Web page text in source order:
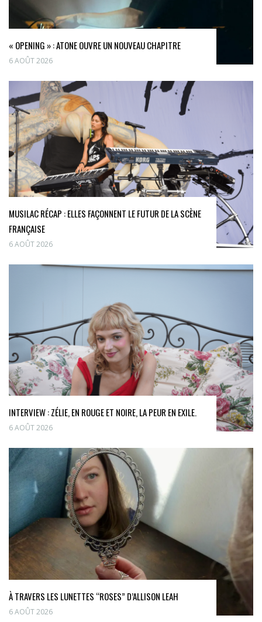
« OPENING » : ATONE OUVRE UN NOUVEAU CHAPITRE
6 AOÛT 2026
MUSILAC RÉCAP : ELLES FAÇONNENT LE FUTUR DE LA SCÈNE
FRANÇAISE
6 AOÛT 2026
INTERVIEW : ZÉLIE, EN ROUGE ET NOIRE, LA PEUR EN EXILE.
6 AOÛT 2026
À TRAVERS LES LUNETTES “ROSES” D’ALLISON LEAH
6 AOÛT 2026